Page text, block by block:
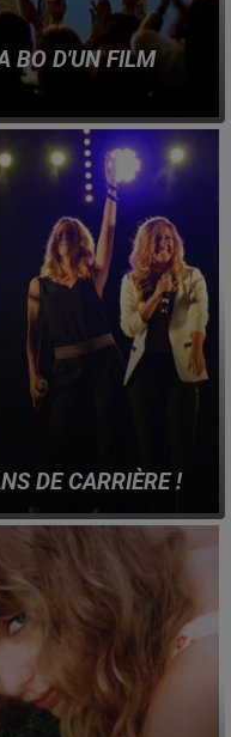
BO D'UN FILM
reformé, pour une
nouveau titre.
DE CARRIÈRE !
première saison de